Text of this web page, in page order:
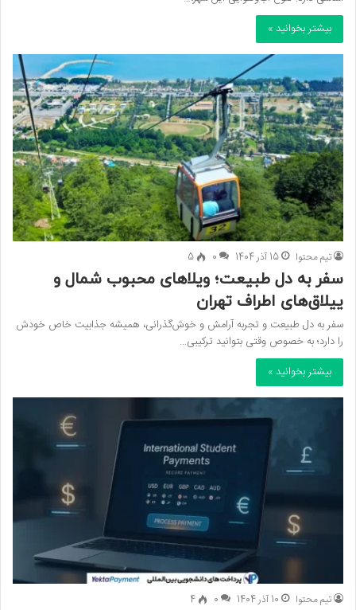
بیشتر بخوانید »
تیم محتوا 15 آذر 1404 0
5
سفر به دل طبیعت؛ ویلاهای محبوب شمال و
ییلاق‌های اطراف تهران
سفر به دل طبیعت و تجربه آرامش و خوش‌گذرانی، همیشه جذابیت خاص خودش
را دارد؛ به‌ خصوص وقتی بتوانید ترکیبی…
بیشتر بخوانید »
تیم محتوا 10 آذر 1404 0
4